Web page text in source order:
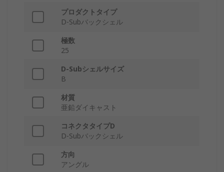
プロダクトタイプ
D-Subバックシェル
極数
25
D-Subシェルサイズ
B
材質
亜鉛ダイキャスト
コネクタタイプD
D-Subバックシェル
方向
アングル